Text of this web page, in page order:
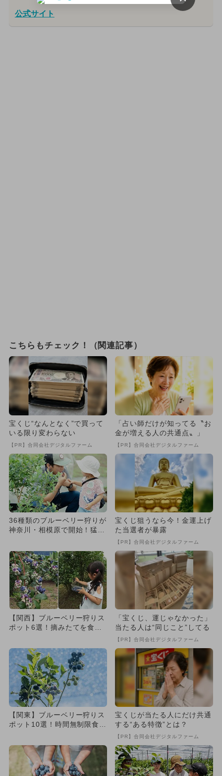
公式サイト
こちらもチェック！（関連記事）
宝くじ“なんとなく”で買って
いる限り変わらない
【PR】合同会社デジタルファーム
「占い師だけが知ってる〝お
金が増える人の共通点〟」
【PR】合同会社デジタルファーム
36種類のブルーベリー狩りが
神奈川・相模原で開始！猛暑
宝くじ狙うなら今！金運上げ
た当選者が暴露
【PR】合同会社デジタルファーム
【関西】ブルーベリー狩りス
ポット6選！摘みたてを食べ
「宝くじ、運じゃなかった」
当たる人は“同じこと”してる
【PR】合同会社デジタルファーム
【関東】ブルーベリー狩りス
ポット10選！時間無制限食べ
宝くじが当たる人にだけ共通
する“ある特徴”とは？
【PR】合同会社デジタルファーム